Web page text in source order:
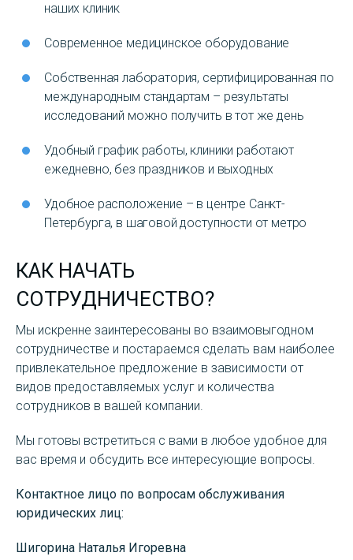
наших клиник
Современное медицинское оборудование
Собственная лаборатория, сертифицированная по
международным стандартам – результаты
исследований можно получить в тот же день
Удобный график работы, клиники работают
ежедневно, без праздников и выходных
Удобное расположение – в центре Санкт-
Петербурга, в шаговой доступности от метро
КАК НАЧАТЬ
СОТРУДНИЧЕСТВО?
Мы искренне заинтересованы во взаимовыгодном
сотрудничестве и постараемся сделать вам наиболее
привлекательное предложение в зависимости от
видов предоставляемых услуг и количества
сотрудников в вашей компании.
Мы готовы встретиться с вами в любое удобное для
вас время и обсудить все интересующие вопросы.
Контактное лицо по вопросам обслуживания
юридических лиц:
Шигорина Наталья Игоревна